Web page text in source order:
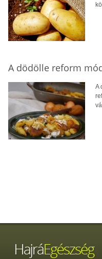
A dödölle reform
A